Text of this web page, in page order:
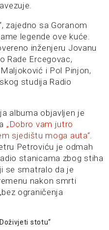
zajedno sa Goranom
legende ove kuće.
inženjeru Jovanu
Rade Ercegovac,
i Pol Pinjon,
studija Radio
albuma objavljen je
„Dobro vam jutro
sjedištu moga auta“.
Petroviću je odmah
stanicama zbog stiha
se smatralo da je
nakon smrti
ograničenja
stotu“